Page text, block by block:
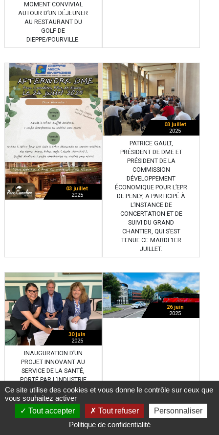
MOMENT CONVIVIAL
AUTOUR D’UN DÉJEUNER
AU RESTAURANT DU
GOLF DE
DIEPPE/POURVILLE.
03 juillet
2025
03 juillet
2025
PATRICE GAULT,
PRÉSIDENT DE DME ET
PRÉSIDENT DE LA
COMMISSION
DÉVELOPPEMENT
ÉCONOMIQUE POUR L’EPR
DE PENLY, A PARTICIPÉ À
L’INSTANCE DE
CONCERTATION ET DE
SUIVI DU GRAND
CHANTIER, QUI S’EST
TENUE CE MARDI 1ER
JUILLET.
30 juin
2025
INAUGURATION D’UN
PROJET INNOVANT AU
SERVICE DE LA SANTÉ,
PORTÉ PAR L'INDUSTRIE
LOCALE !
26 juin
2025
Ce site utilise des cookies et vous donne le contrôle sur ceux que
vous souhaitez activer
Tout accepter
Tout refuser
Personnaliser
Politique de confidentialité